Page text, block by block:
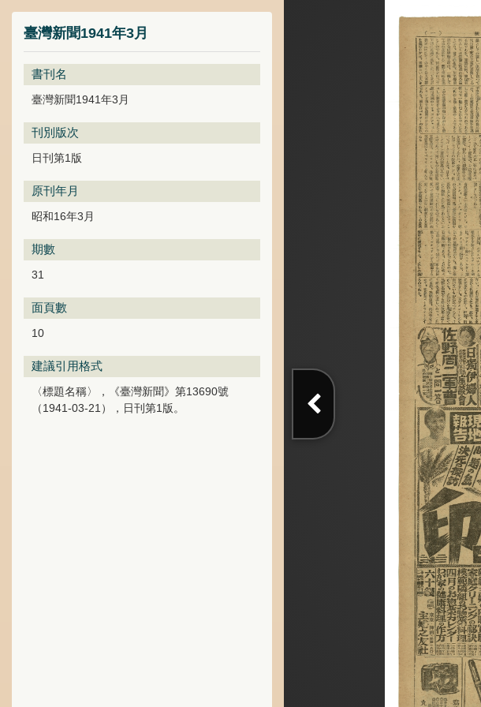
臺灣新聞1941年3月
書刊名
臺灣新聞1941年3月
刊別版次
日刊第1版
原刊年月
昭和16年3月
期數
31
面頁數
10
建議引用格式
〈標題名稱〉，《臺灣新聞》第13690號
（1941-03-21），日刊第1版。